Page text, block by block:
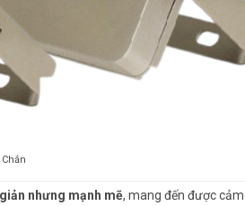
nhưng mạnh mẽ, mang đến được